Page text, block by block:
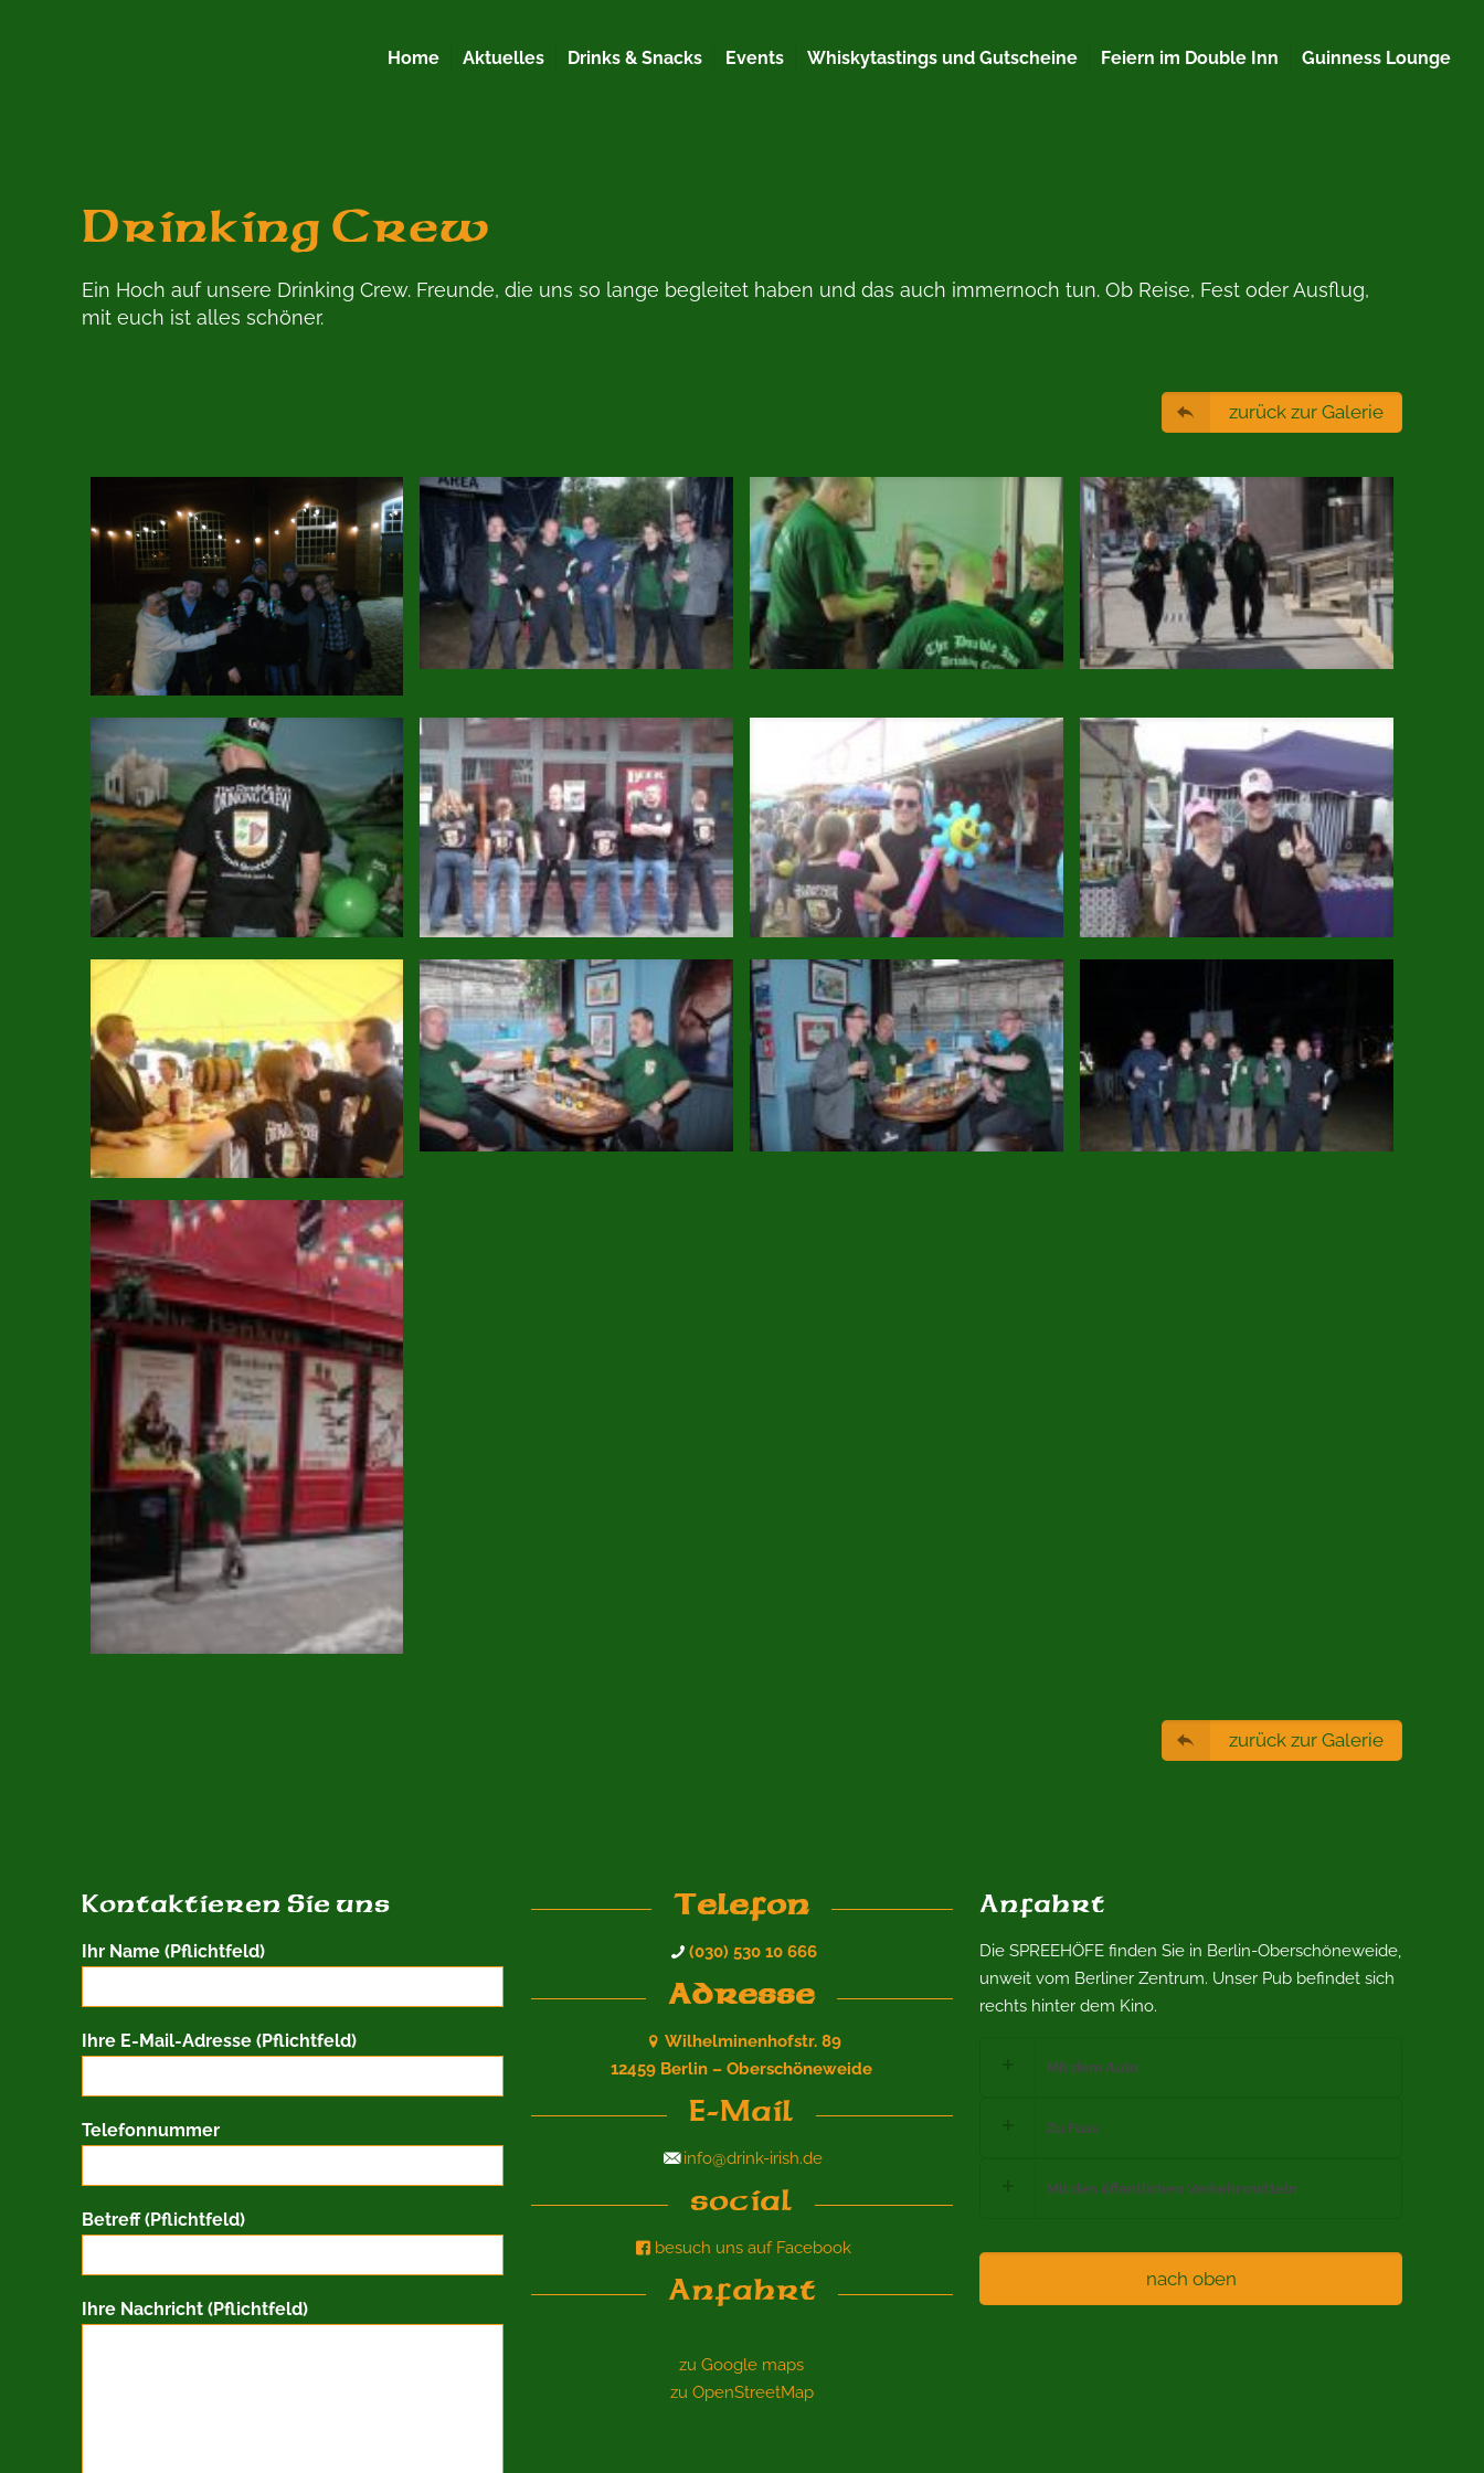
Home Aktuelles Drinks & Snacks Events Whiskytastings und Gutscheine Feiern im Double Inn Guinness Lounge
Drinking Crew
Ein Hoch auf unsere Drinking Crew. Freunde, die uns so lange begleitet haben und das auch immernoch tun. Ob Reise, Fest oder Ausflug,
mit euch ist alles schöner.
zurück zur Galerie
zurück zur Galerie
Kontaktieren Sie uns
Ihr Name (Pflichtfeld)
Ihre E-Mail-Adresse (Pflichtfeld)
Telefonnummer
Betreff (Pflichtfeld)
Ihre Nachricht (Pflichtfeld)
Telefon
(030) 530 10 666
Adresse
Wilhelminenhofstr. 89
12459 Berlin – Oberschöneweide
E-Mail
info@drink-irish.de
social
besuch uns auf Facebook
Anfahrt
zu Google maps
zu OpenStreetMap
Anfahrt
Die SPREEHÖFE finden Sie in Berlin-Oberschöneweide,
unweit vom Berliner Zentrum. Unser Pub befindet sich
rechts hinter dem Kino.
Mit dem Auto
Zu Fuss:
Mit den öffentlichen Verkehrsmitteln
nach oben